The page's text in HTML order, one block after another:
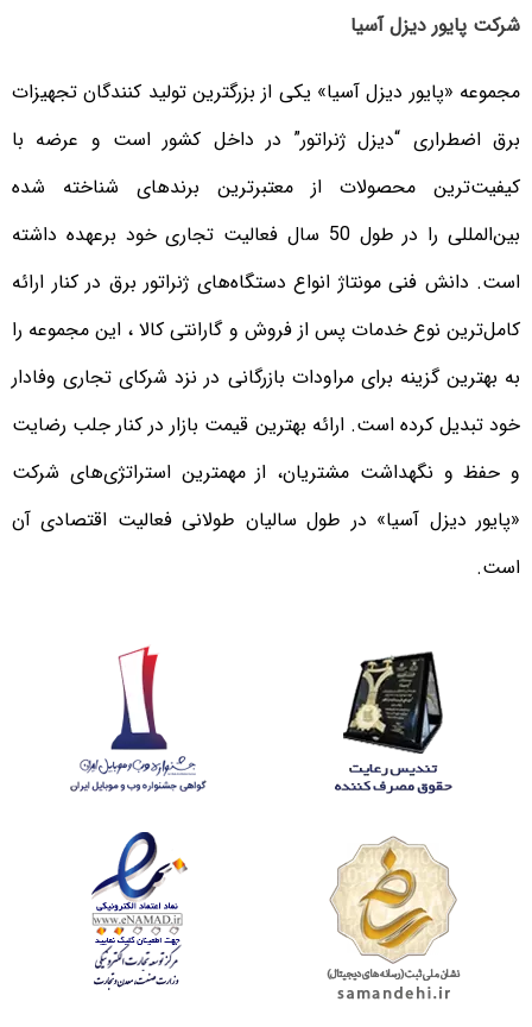
شرکت پایور دیزل آسیا
مجموعه «پایور دیزل آسیا» یکی از بزرگترین تولید کنندگان تجهیزات
برق اضطراری “دیزل ژنراتور” در داخل کشور است و عرضه با
کیفیت‌ترین محصولات از معتبرترین برندهای شناخته شده
بین‌المللی را در طول 50 سال فعالیت تجاری خود برعهده داشته
است. دانش فنی مونتاژ انواع دستگاه‌های ژنراتور برق در کنار ارائه
کامل‌ترین نوع خدمات پس از فروش و گارانتی کالا ، این مجموعه را
به بهترین گزینه برای مراودات بازرگانی در نزد شرکای تجاری وفادار
خود تبدیل کرده است. ارائه بهترین قیمت بازار در کنار جلب رضایت
و حفظ و نگهداشت مشتریان، از مهمترین استراتژی‌های شرکت
«پایور دیزل آسیا» در طول سالیان طولانی فعالیت اقتصادی آن
است.